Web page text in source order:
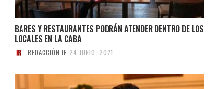
BARES Y RESTAURANTES PODRÁN ATENDER DENTRO DE LOS
LOCALES EN LA CABA
REDACCIÓN IR 24 JUNIO, 2021